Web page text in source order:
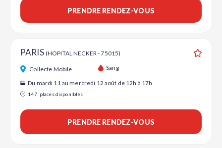
PRENDRE RENDEZ-VOUS
PARIS (HOPITAL NECKER - 75015)
Collecte Mobile Sang
Du mardi 11 au mercredi 12 août de 12h à 17h
147 places disponibles
PRENDRE RENDEZ-VOUS